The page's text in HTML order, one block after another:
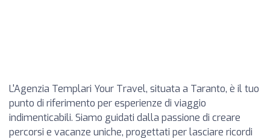
L'Agenzia Templari Your Travel, situata a Taranto, è il tuo
punto di riferimento per esperienze di viaggio
indimenticabili. Siamo guidati dalla passione di creare
percorsi e vacanze uniche, progettati per lasciare ricordi